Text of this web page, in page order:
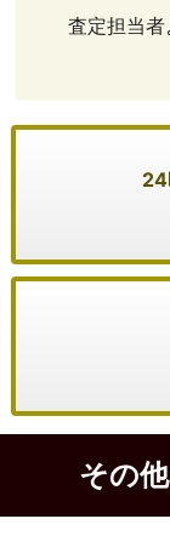
査定担当
24
その